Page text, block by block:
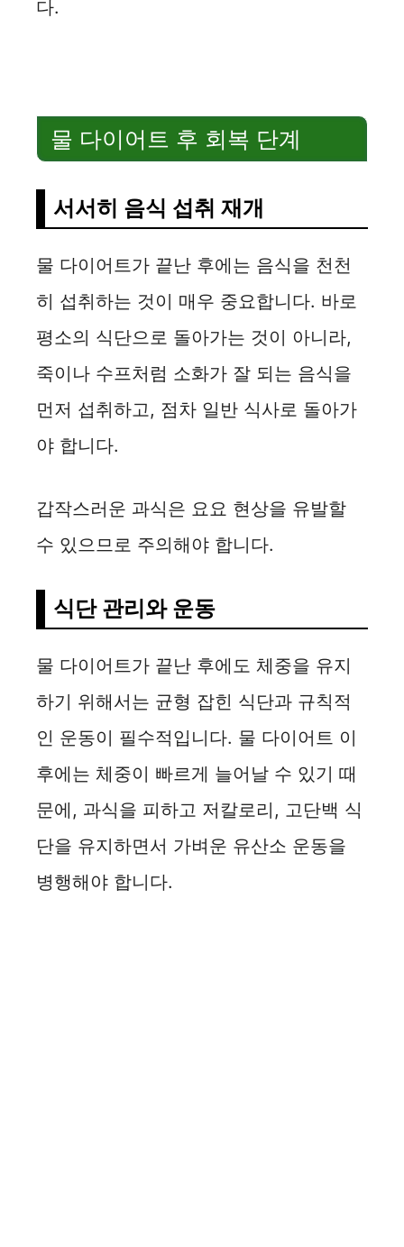
다.
물 다이어트 후 회복 단계
서서히 음식 섭취 재개
물 다이어트가 끝난 후에는 음식을 천천
히 섭취하는 것이 매우 중요합니다. 바로
평소의 식단으로 돌아가는 것이 아니라,
죽이나 수프처럼 소화가 잘 되는 음식을
먼저 섭취하고, 점차 일반 식사로 돌아가
야 합니다.
갑작스러운 과식은 요요 현상을 유발할
수 있으므로 주의해야 합니다.
식단 관리와 운동
물 다이어트가 끝난 후에도 체중을 유지
하기 위해서는 균형 잡힌 식단과 규칙적
인 운동이 필수적입니다. 물 다이어트 이
후에는 체중이 빠르게 늘어날 수 있기 때
문에, 과식을 피하고 저칼로리, 고단백 식
단을 유지하면서 가벼운 유산소 운동을
병행해야 합니다.